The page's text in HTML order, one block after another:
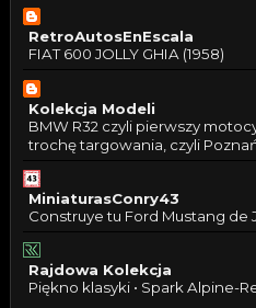
RetroAutosEnEscala
FIAT 600 JOLLY GHIA (1958)
Kolekcja Modeli
BMW R32 czyli pierwszy
trochę targowania, czyli
MiniaturasConry43
Construye tu Ford Mustang de
Rajdowa Kolekcja
Piękno klasyki • Spark Alpine-